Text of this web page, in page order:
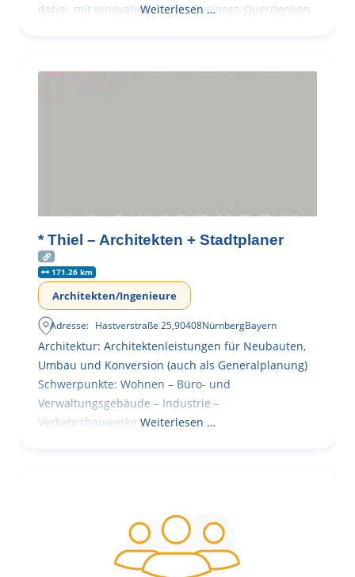
dabei, mit Innovationen und Business-Querdenken
Weiterlesen …
* Thiel – Architekten + Stadtplaner
171.26 km
Architekten/Ingenieure
Adresse: Hastverstraße 25,90408NürnbergBayern
Architektur: Architektenleistungen für Neubauten,
Umbau und Konversion (auch als Generalplanung)
Schwerpunkte: Wohnen – Büro- und
Verwaltungsgebäude – Industrie –
Verkehrsbauwerke. Weiterlesen …